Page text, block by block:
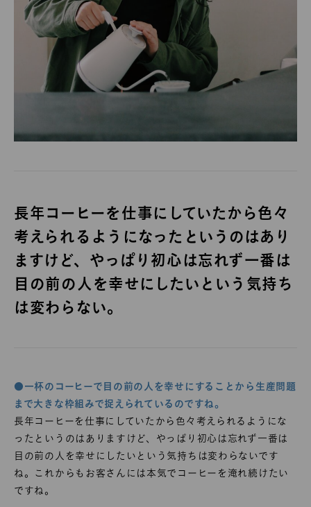
長年コーヒーを仕事にしていたから色々
考えられるようになったというのはあり
ますけど、やっぱり初心は忘れず一番は
目の前の人を幸せにしたいという気持ち
は変わらない。
●一杯のコーヒーで目の前の人を幸せにすることから生産問題
まで大きな枠組みで捉えられているのですね。
長年コーヒーを仕事にしていたから色々考えられるようにな
ったというのはありますけど、やっぱり初心は忘れず一番は
目の前の人を幸せにしたいという気持ちは変わらないです
ね。これからもお客さんには本気でコーヒーを淹れ続けたい
ですね。